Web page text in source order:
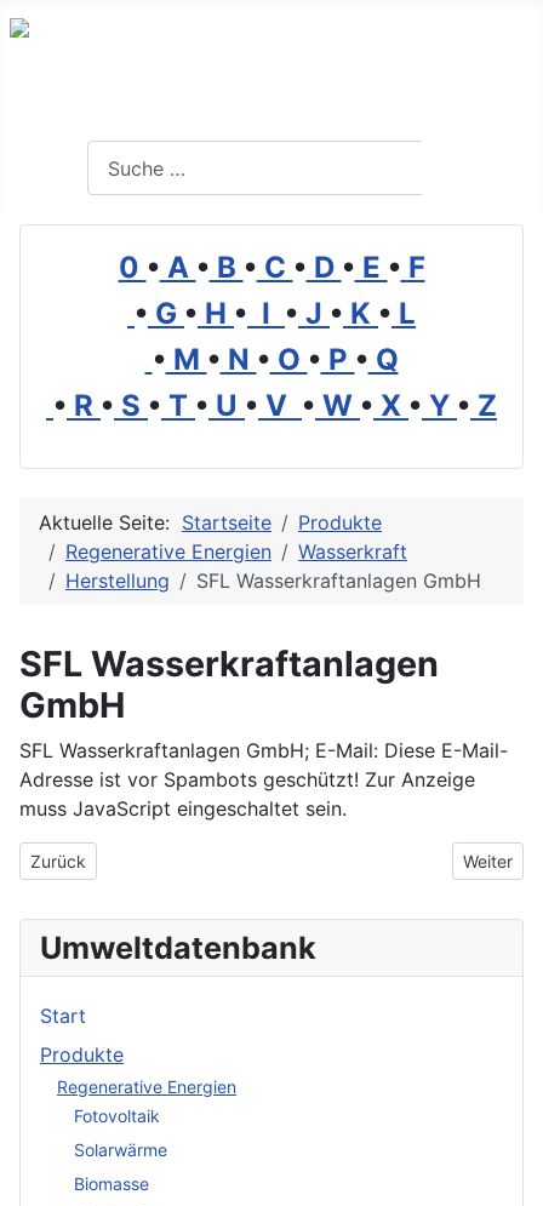
0 • A • B • C • D • E • F
• G • H • I • J • K • L
• M • N • O • P • Q
• R • S • T • U • V • W • X • Y • Z
Aktuelle Seite: Startseite
Produkte
Regenerative Energien
Wasserkraft
Herstellung
SFL Wasserkraftanlagen GmbH
SFL Wasserkraftanlagen
GmbH
SFL Wasserkraftanlagen GmbH; E-Mail: Diese E-Mail-
Adresse ist vor Spambots geschützt! Zur Anzeige
muss JavaScript eingeschaltet sein.
Vorheriger Beitrag: Ritz-Atro
Zurück Nächster
Weiter
Umweltdatenbank
Start
Produkte
Regenerative Energien
Fotovoltaik
Solarwärme
Biomasse